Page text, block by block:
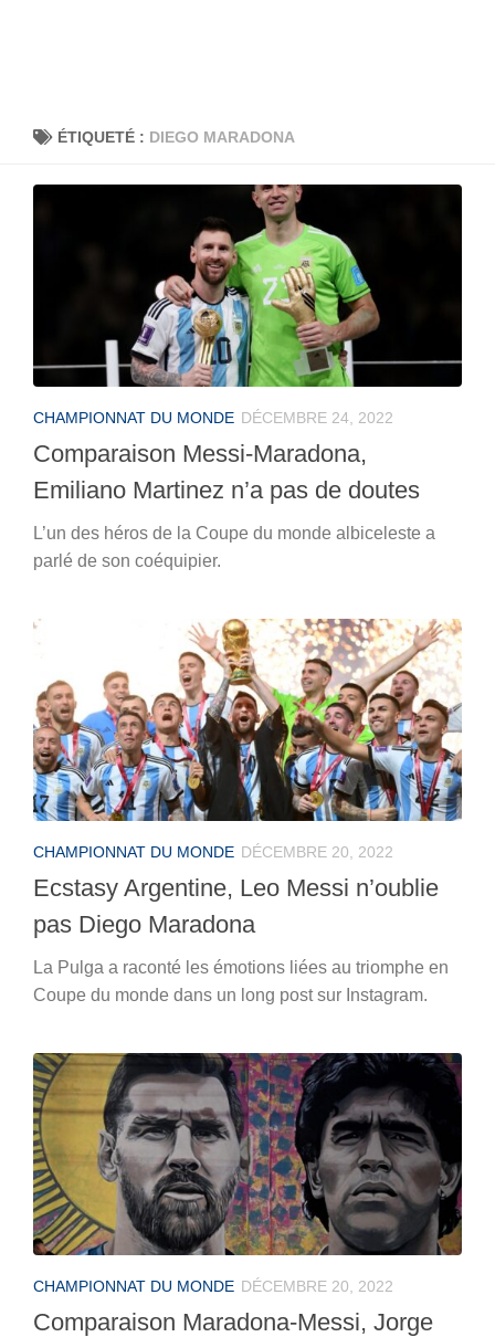
ÉTIQUETÉ : DIEGO MARADONA
CHAMPIONNAT DU MONDE DÉCEMBRE 24, 2022
Comparaison Messi-Maradona,
Emiliano Martinez n’a pas de doutes
L’un des héros de la Coupe du monde albiceleste a
parlé de son coéquipier.
CHAMPIONNAT DU MONDE DÉCEMBRE 20, 2022
Ecstasy Argentine, Leo Messi n’oublie
pas Diego Maradona
La Pulga a raconté les émotions liées au triomphe en
Coupe du monde dans un long post sur Instagram.
CHAMPIONNAT DU MONDE DÉCEMBRE 20, 2022
Comparaison Maradona-Messi, Jorge